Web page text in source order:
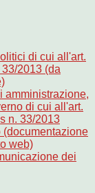
di cui all'art.
2013 (da
amministrazione,
di cui all'art.
n. 33/2013
web)
dei